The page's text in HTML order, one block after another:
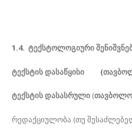
1.4. ტექსტოლოგიური
ტექსტის დასაწყისი
ტექსტის დასასრული (
რედაქციულობა (თუ